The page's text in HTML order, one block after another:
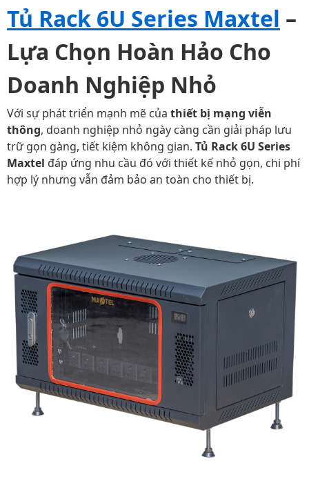
Tủ Rack 6U Series Maxtel –
Lựa Chọn Hoàn Hảo Cho
Doanh Nghiệp Nhỏ
Với sự phát triển mạnh mẽ của thiết bị mạng viễn
thông, doanh nghiệp nhỏ ngày càng cần giải pháp lưu
trữ gọn gàng, tiết kiệm không gian. Tủ Rack 6U Series
Maxtel đáp ứng nhu cầu đó với thiết kế nhỏ gọn, chi phí
hợp lý nhưng vẫn đảm bảo an toàn cho thiết bị.